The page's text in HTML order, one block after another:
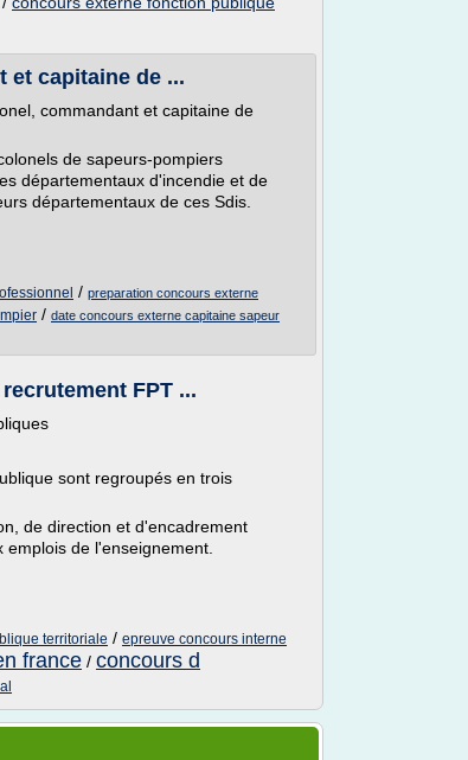
et capitaine de ...
commandant et capitaine de
de sapeurs-pompiers
départementaux d'incendie et de
départementaux de ces Sdis.
/ preparation concours externe
/ date concours externe capitaine sapeur
FPT ...
sont regroupés en trois
de direction et d'encadrement
de l'enseignement.
territoriale / epreuve concours interne
france / concours d